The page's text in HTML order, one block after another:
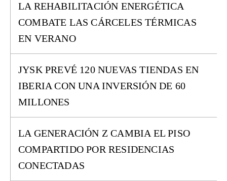
LA REHABILITACIÓN ENERGÉTICA
COMBATE LAS CÁRCELES TÉRMICAS
EN VERANO
JYSK PREVÉ 120 NUEVAS TIENDAS EN
IBERIA CON UNA INVERSIÓN DE 60
MILLONES
LA GENERACIÓN Z CAMBIA EL PISO
COMPARTIDO POR RESIDENCIAS
CONECTADAS